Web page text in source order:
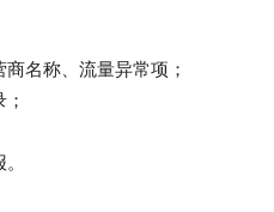
名称、流量异常项；